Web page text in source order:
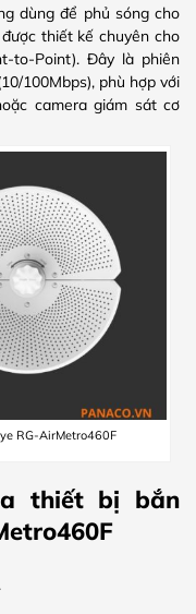
dùng để phủ sóng cho
thiết kế chuyên cho
to-Point). Đây là phiên
100Mbps), phù hợp với
camera giám sát cơ
RG-AirMetro460F
thiết bị bắn